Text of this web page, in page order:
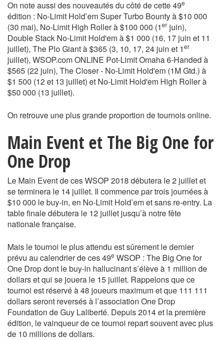
On note aussi des nouveautés du côté de cette 49e
édition : No-Limit Hold’em Super Turbo Bounty à $10 000
(30 mai), No-Limit High Roller à $100 000 (1er juin),
Double Stack No-Limit Hold'em à $1 000 (16, 17 juin et 11
juillet), The Plo Giant à $365 (3, 10, 17, 24 juin et 1er
juillet), WSOP.com ONLINE Pot-Limit Omaha 6-Handed à
$565 (22 juin), The Closer - No-Limit Hold'em (1M Gtd.) à
$1 500 (12 et 13 juillet) et No-Limit Hold'em High Roller à
$50 000 (13 juillet).
On retrouve une plus grande proportion de tournois online.
Main Event et The Big One for
One Drop
Le Main Event de ces WSOP 2018 débutera le 2 juillet et
se terminera le 14 juillet. Il commence par trois journées à
$10 000 le buy-in, en No-Limit Hold’em et sans re-entry. La
table finale débutera le 12 juillet jusqu’à notre fête
nationale française.
Mais le tournoi le plus attendu est sûrement le dernier
prévu au calendrier de ces 49e WSOP : The Big One for
One Drop dont le buy-in hallucinant s’élève à 1 million de
dollars et qui se jouera le 15 juillet. Rappelons que ce
tournoi est réservé à 48 joueurs maximum et que 111 111
dollars seront reversés à l’association One Drop
Foundation de Guy Laliberté. Depuis 2014 et la première
édition, le vainqueur de ce tournoi repart souvent avec plus
de 10 millions de dollars.